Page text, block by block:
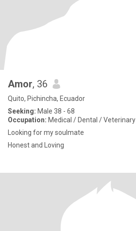
Amor, 36
Quito, Pichincha, Ecuador
Seeking: Male 38 - 68
Occupation: Medical / Dental / Veterinary
Looking for my soulmate
Honest and Loving